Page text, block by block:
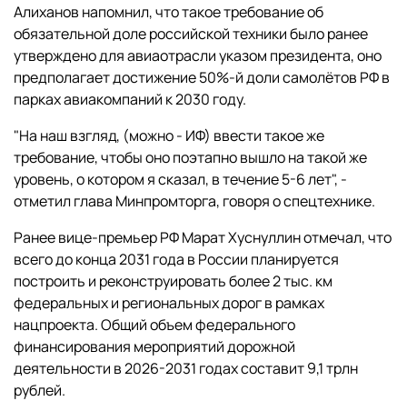
Алиханов напомнил, что такое требование об
обязательной доле российской техники было ранее
утверждено для авиаотрасли указом президента, оно
предполагает достижение 50%-й доли самолётов РФ в
парках авиакомпаний к 2030 году.
"На наш взгляд, (можно - ИФ) ввести такое же
требование, чтобы оно поэтапно вышло на такой же
уровень, о котором я сказал, в течение 5-6 лет", -
отметил глава Минпромторга, говоря о спецтехнике.
Ранее вице-премьер РФ Марат Хуснуллин отмечал, что
всего до конца 2031 года в России планируется
построить и реконструировать более 2 тыс. км
федеральных и региональных дорог в рамках
нацпроекта. Общий объем федерального
финансирования мероприятий дорожной
деятельности в 2026-2031 годах составит 9,1 трлн
рублей.